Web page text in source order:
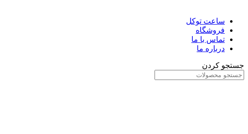
ساعت توکل
فروشگاه
تماس با ما
درباره ما
جستجو کردن